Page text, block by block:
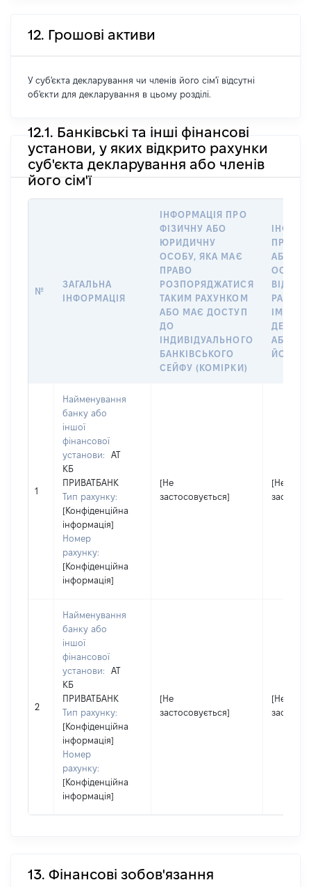
12. Грошові активи
У суб'єкта декларування чи членів його сім'ї відсутні
об'єкти для декларування в цьому розділі.
12.1. Банківські та інші фінансові
установи, у яких відкрито рахунки
суб'єкта декларування або членів
його сім'ї
№
ЗАГАЛЬНА
ІНФОРМАЦІЯ
ІНФОРМАЦІЯ ПРО
ФІЗИЧНУ АБО
ЮРИДИЧНУ
ОСОБУ, ЯКА МАЄ
ПРАВО
РОЗПОРЯДЖАТИСЯ
ТАКИМ РАХУНКОМ
АБО МАЄ ДОСТУП
ДО
ІНДИВІДУАЛЬНОГО
БАНКІВСЬКОГО
СЕЙФУ (КОМІРКИ)
ПРО
АБО
ОСОБУ,
ІМ’Я
АБО
ЙОГО
1
Найменування
банку або
іншої
фінансової
установи:
АТ
КБ
ПРИВАТБАНК
Тип рахунку:
[Конфіденційна
інформація]
Номер
рахунку:
[Конфіденційна
інформація]
[Не
застосовується]
[Не
2
Найменування
банку або
іншої
фінансової
установи:
АТ
КБ
ПРИВАТБАНК
Тип рахунку:
[Конфіденційна
інформація]
Номер
рахунку:
[Конфіденційна
інформація]
[Не
застосовується]
[Не
13. Фінансові зобов'язання